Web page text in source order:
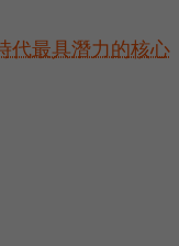
代最具潛力的核心